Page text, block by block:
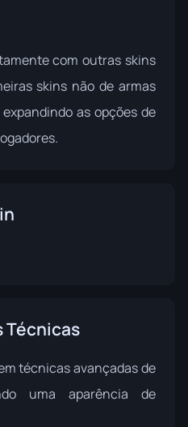
com outras skins
skins não de armas
as opções de
Técnicas
técnicas avançadas de
uma aparência de